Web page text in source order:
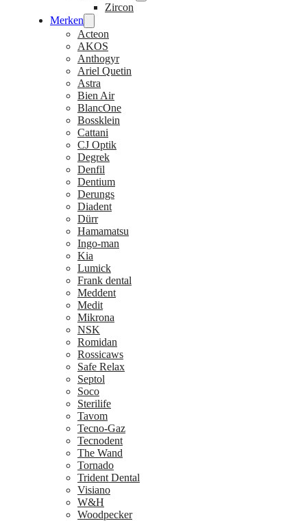
Zircon
Merken
Acteon
AKOS
Anthogyr
Ariel Quetin
Astra
Bien Air
BlancOne
Bossklein
Cattani
CJ Optik
Degrek
Denfil
Dentium
Derungs
Diadent
Dürr
Hamamatsu
Ingo-man
Kia
Lumick
Frank dental
Meddent
Medit
Mikrona
NSK
Romidan
Rossicaws
Safe Relax
Septol
Soco
Sterilife
Tavom
Tecno-Gaz
Tecnodent
The Wand
Tornado
Trident Dental
Visiano
W&H
Woodpecker